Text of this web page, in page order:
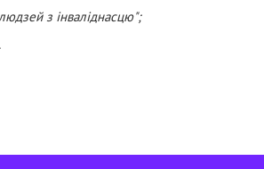
з інваліднасцю";